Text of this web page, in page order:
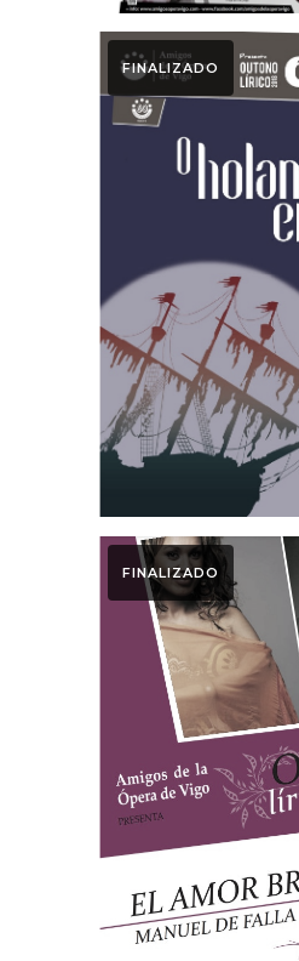
El
Errante
2019
FINALIZADO
mano
2019
FINALIZADO